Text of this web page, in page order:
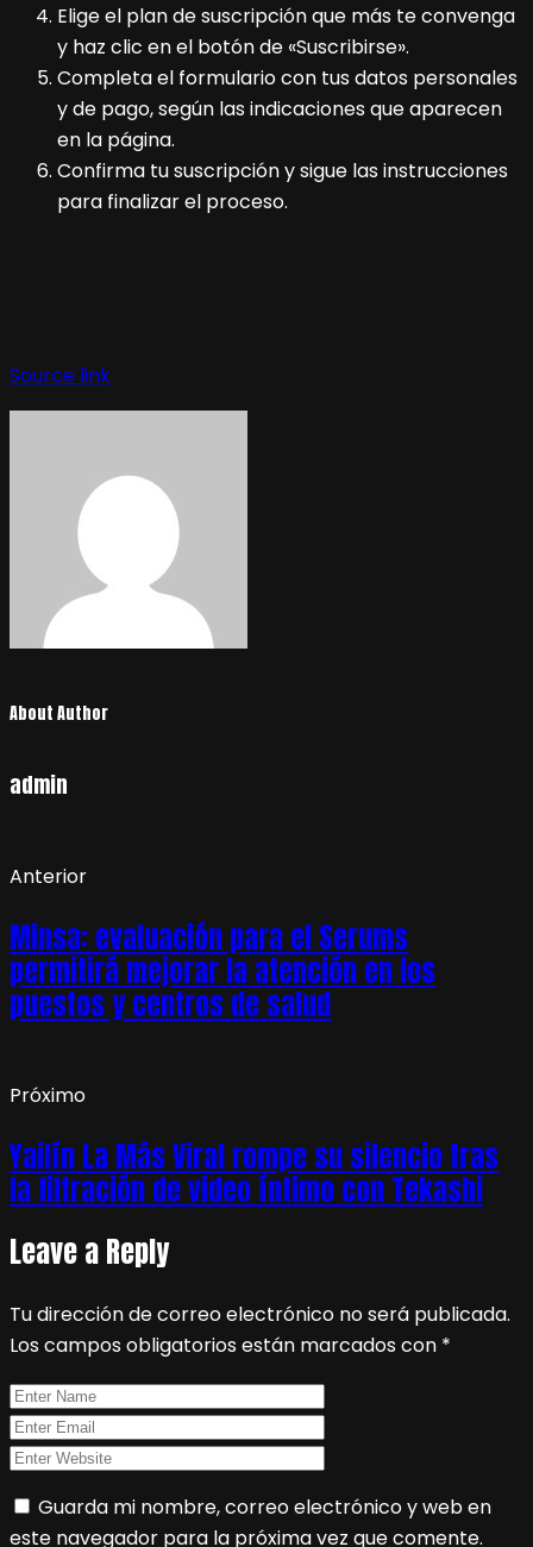
Elige el plan de suscripción que más te convenga
y haz clic en el botón de «Suscribirse».
Completa el formulario con tus datos personales
y de pago, según las indicaciones que aparecen
en la página.
Confirma tu suscripción y sigue las instrucciones
para finalizar el proceso.
Source link
About Author
admin
Anterior
Minsa: evaluación para el Serums
permitirá mejorar la atención en los
puestos y centros de salud
Próximo
Yailín La Más Viral rompe su silencio tras
la filtración de video íntimo con Tekashi
Leave a Reply
Tu dirección de correo electrónico no será publicada.
Los campos obligatorios están marcados con *
Guarda mi nombre, correo electrónico y web en
este navegador para la próxima vez que comente.